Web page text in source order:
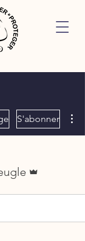
S'abonner